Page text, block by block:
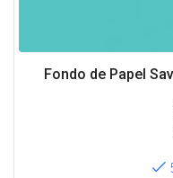
Fondo de Papel